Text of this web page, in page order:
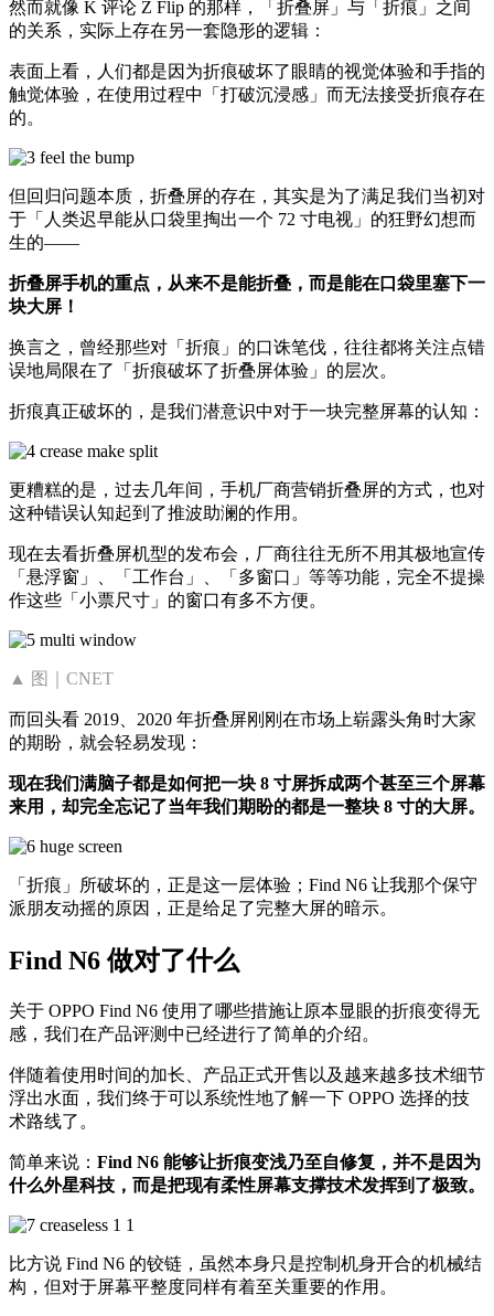
然而就像 K 评论 Z Flip 的那样，「折叠屏」与「折痕」之间
的关系，实际上存在另一套隐形的逻辑：
表面上看，人们都是因为折痕破坏了眼睛的视觉体验和手指的
触觉体验，在使用过程中「打破沉浸感」而无法接受折痕存在
的。
但回归问题本质，折叠屏的存在，其实是为了满足我们当初对
于「人类迟早能从口袋里掏出一个 72 寸电视」的狂野幻想而
生的——
折叠屏手机的重点，从来不是能折叠，而是能在口袋里塞下一
块大屏！
换言之，曾经那些对「折痕」的口诛笔伐，往往都将关注点错
误地局限在了「折痕破坏了折叠屏体验」的层次。
折痕真正破坏的，是我们潜意识中对于一块完整屏幕的认知：
更糟糕的是，过去几年间，手机厂商营销折叠屏的方式，也对
这种错误认知起到了推波助澜的作用。
现在去看折叠屏机型的发布会，厂商往往无所不用其极地宣传
「悬浮窗」、「工作台」、「多窗口」等等功能，完全不提操
作这些「小票尺寸」的窗口有多不方便。
▲ 图｜CNET
而回头看 2019、2020 年折叠屏刚刚在市场上崭露头角时大家
的期盼，就会轻易发现：
现在我们满脑子都是如何把一块 8 寸屏拆成两个甚至三个屏幕
来用，却完全忘记了当年我们期盼的都是一整块 8 寸的大屏。
「折痕」所破坏的，正是这一层体验；Find N6 让我那个保守
派朋友动摇的原因，正是给足了完整大屏的暗示。
Find N6 做对了什么
关于 OPPO Find N6 使用了哪些措施让原本显眼的折痕变得无
感，我们在产品评测中已经进行了简单的介绍。
伴随着使用时间的加长、产品正式开售以及越来越多技术细节
浮出水面，我们终于可以系统性地了解一下 OPPO 选择的技
术路线了。
简单来说： Find N6 能够让折痕变浅乃至自修复，并不是因为
什么外星科技，而是把现有柔性屏幕支撑技术发挥到了极致。
比方说 Find N6 的铰链，虽然本身只是控制机身开合的机械结
构，但对于屏幕平整度同样有着至关重要的作用。